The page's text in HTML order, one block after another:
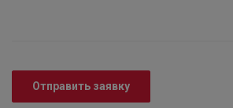
Отправить заявку